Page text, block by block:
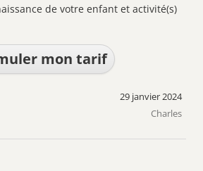
de votre enfant et activité(s)
mon tarif
29 janvier 2024
Charles